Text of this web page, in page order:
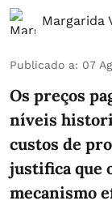
Margarida
Publicado a: 07
Os preços
níveis
custos de
justifica que
mecanismo